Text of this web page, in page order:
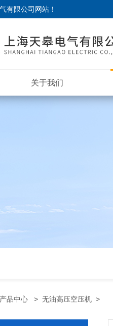
有限公司网站！
关于我们
产品中心 > 无油高压空压机 >